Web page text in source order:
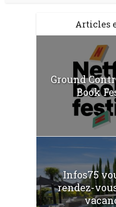
Articles
Ground
Book
Infos75
rendez-